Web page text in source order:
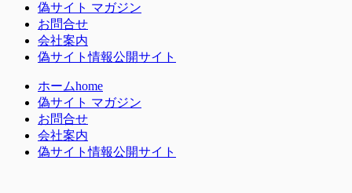
偽サイト マガジン
お問合せ
会社案内
偽サイト情報公開サイト
ホームhome
偽サイト マガジン
お問合せ
会社案内
偽サイト情報公開サイト